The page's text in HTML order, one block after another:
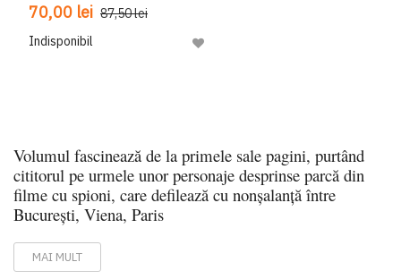
70,00 lei 87,50 lei
Indisponibil
Adaugă la Lista de Dorinte
Volumul fascinează de la primele sale pagini, purtând
cititorul pe urmele unor personaje desprinse parcă din
filme cu spioni, care defilează cu nonșalanță între
București, Viena, Paris
MAI MULT